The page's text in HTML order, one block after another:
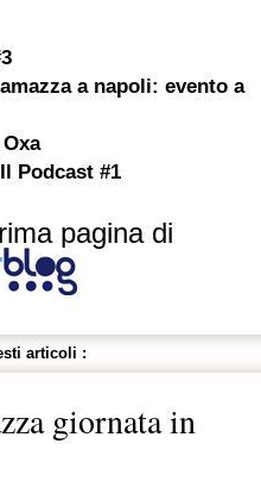
a napoli: evento a
Podcast #1
pagina di
articoli :
giornata in